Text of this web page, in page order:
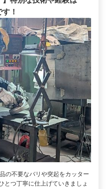
！
の不要なバリや突起をカッター
とつ丁寧に仕上げていきましょ